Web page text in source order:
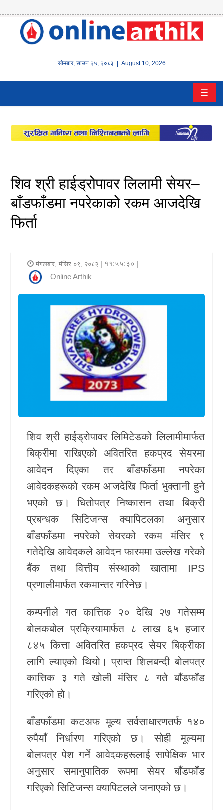
सोमबार, साउन २५, २०८३ | August 10, 2026
होम
वित्त
इन्स्योरेन्स
पूँजीबजार
अटो
कला
राजनीति
शिक्षा
स्वास्थ्य
खेलकुद
Unicode
☰
शिव श्री हाईड्रोपावर लिलामी सेयर–
बाँडफाँडमा नपरेकाको रकम आजदेखि
फिर्ता
मंगलबार, मंसिर ०९, २०८२ | ११:५५:३० |
Online Arthik
शिव श्री हाईड्रोपावर लिमिटेडको लिलामीमार्फत
बिक्रीमा राखिएको अवितरित हकप्रद सेयरमा
आवेदन दिएका तर बाँडफाँडमा नपरेका
आवेदकहरूको रकम आजदेखि फिर्ता भुक्तानी हुने
भएको छ। धितोपत्र निष्कासन तथा बिक्री
प्रबन्धक सिटिजन्स क्यापिटलका अनुसार
बाँडफाँडमा नपरेको सेयरको रकम मंसिर ९
गतेदेखि आवेदकले आवेदन फारममा उल्लेख गरेको
बैंक तथा वित्तीय संस्थाको खातामा IPS
प्रणालीमार्फत रकमान्तर गरिनेछ।
कम्पनीले गत कात्तिक २० देखि २७ गतेसम्म
बोलकबोल प्रक्रियामार्फत ८ लाख ६५ हजार
८४५ कित्ता अवितरित हकप्रद सेयर बिक्रीका
लागि ल्याएको थियो। प्राप्त शिलबन्दी बोलपत्र
कात्तिक ३ गते खोली मंसिर ८ गते बाँडफाँड
गरिएको हो।
बाँडफाँडमा कटअफ मूल्य सर्वसाधारणतर्फ १४०
रुपैयाँ निर्धारण गरिएको छ। सोही मूल्यमा
बोलपत्र पेश गर्ने आवेदकहरूलाई सापेक्षिक भार
अनुसार समानुपातिक रूपमा सेयर बाँडफाँड
गरिएको सिटिजन्स क्यापिटलले जनाएको छ।